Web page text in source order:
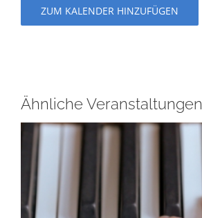
ZUM KALENDER HINZUFÜGEN
Ähnliche Veranstaltungen